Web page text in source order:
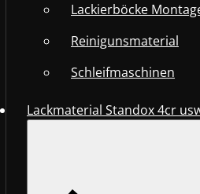
Lackierböcke
Reinigunsmaterial
Schleifmaschinen
Lackmaterial Standox 4cr